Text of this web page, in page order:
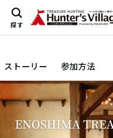
探す
ストーリー 参加方法